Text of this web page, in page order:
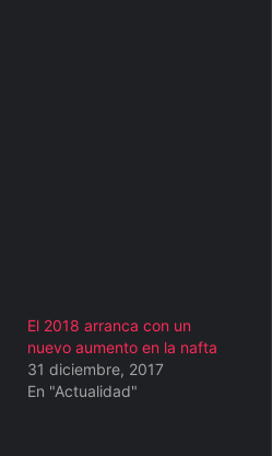
El 2018 arranca con un
nuevo aumento en la nafta
31 diciembre, 2017
En "Actualidad"